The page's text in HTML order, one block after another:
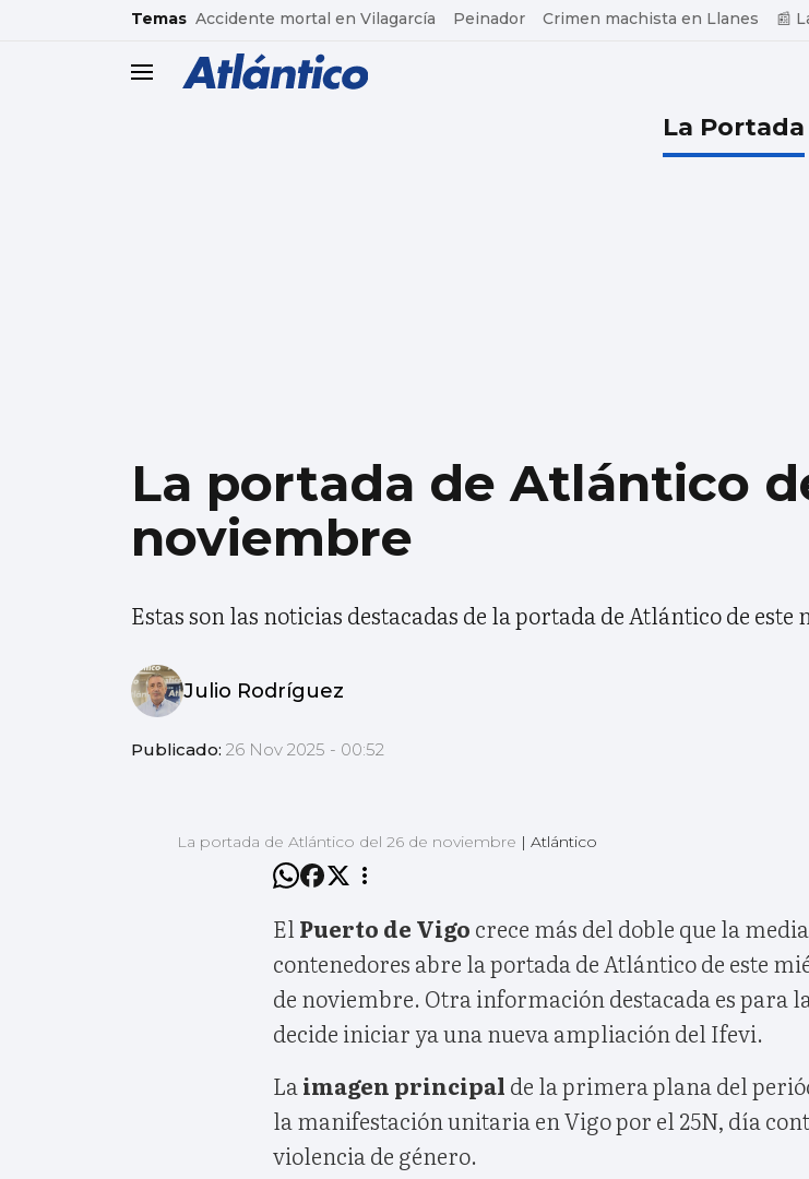
common.go-to-content
Temas Accidente mortal en Vilagarcía Peinador Crimen machista en Llanes 📰
header.menu.open
La Portada
La portada de Atlántico
noviembre
Estas son las noticias destacadas de la portada de Atlántico de
Julio Rodríguez
Publicado: 26 Nov 2025 - 00:52
La portada de Atlántico del 26 de noviembre | Atlántico
El Puerto de Vigo crece más del doble que la
contenedores abre la portada de Atlántico de este
de noviembre. Otra información destacada es para
decide iniciar ya una nueva ampliación del Ifevi.
Laimagen principal de la primera plana del
la manifestación unitaria en Vigo por el 25N, día
violencia de género.